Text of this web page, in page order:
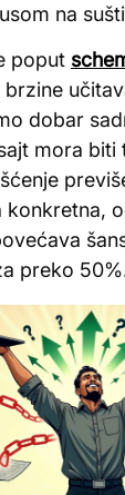
na
poput
dobar
mora
konkretna,
preko